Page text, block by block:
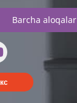
Barcha aloqalar